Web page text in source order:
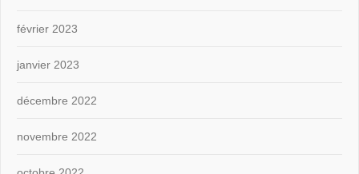
février 2023
janvier 2023
décembre 2022
novembre 2022